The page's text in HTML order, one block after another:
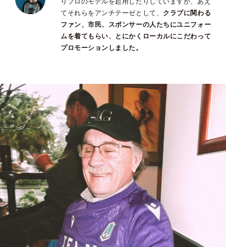
てそれらをアンチテーゼとして、 クラブに関わる
ファン、市民、スポンサーの人たちにユニフォー
ムを着てもらい、とにかくローカルにこだわって
プロモーションしました。